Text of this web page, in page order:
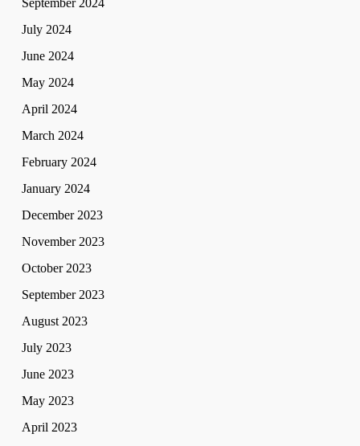
September 2024
July 2024
June 2024
May 2024
April 2024
March 2024
February 2024
January 2024
December 2023
November 2023
October 2023
September 2023
August 2023
July 2023
June 2023
May 2023
April 2023